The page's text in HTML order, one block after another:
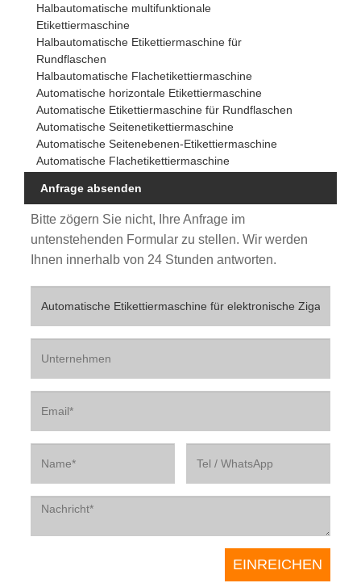
Halbautomatische multifunktionale
Etikettiermaschine
Halbautomatische Etikettiermaschine für
Rundflaschen
Halbautomatische Flachetikettiermaschine
Automatische horizontale Etikettiermaschine
Automatische Etikettiermaschine für Rundflaschen
Automatische Seitenetikettiermaschine
Automatische Seitenebenen-Etikettiermaschine
Automatische Flachetikettiermaschine
Anfrage absenden
Bitte zögern Sie nicht, Ihre Anfrage im
untenstehenden Formular zu stellen. Wir werden
Ihnen innerhalb von 24 Stunden antworten.